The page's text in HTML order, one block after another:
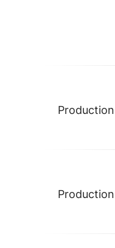
Production
Production